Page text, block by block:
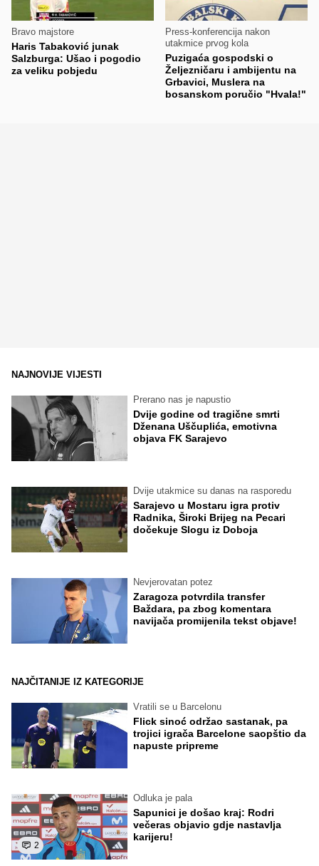
Bravo majstore
Haris Tabaković junak
Salzburga: Ušao i pogodio
za veliku pobjedu
Press-konferencija nakon
utakmice prvog kola
Puzigaća gospodski o
Željezničaru i ambijentu na
Grbavici, Muslera na
bosanskom poručio "Hvala!"
NAJNOVIJE VIJESTI
Prerano nas je napustio
Dvije godine od tragične smrti
Dženana Uščuplića, emotivna
objava FK Sarajevo
Dvije utakmice su danas na rasporedu
Sarajevo u Mostaru igra protiv
Radnika, Široki Brijeg na Pecari
dočekuje Slogu iz Doboja
Nevjerovatan potez
Zaragoza potvrdila transfer
Baždara, pa zbog komentara
navijača promijenila tekst objave!
NAJČITANIJE IZ KATEGORIJE
Vratili se u Barcelonu
Flick sinoć održao sastanak, pa
trojici igrača Barcelone saopštio da
napuste pripreme
2
Odluka je pala
Sapunici je došao kraj: Rodri
večeras objavio gdje nastavlja
karijeru!